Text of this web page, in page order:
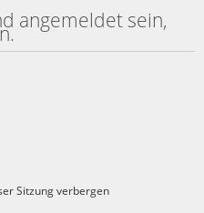
angemeldet sein,
Sitzung verbergen